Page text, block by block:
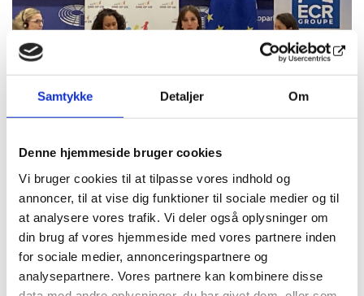
Samtykke Detaljer Om
Denne hjemmeside bruger cookies
Vi bruger cookies til at tilpasse vores indhold og
annoncer, til at vise dig funktioner til sociale medier og til
at analysere vores trafik. Vi deler også oplysninger om
din brug af vores hjemmeside med vores partnere inden
for sociale medier, annonceringspartnere og
analysepartnere. Vores partnere kan kombinere disse
Fordi abortfortalere generelt ‘glemmer’ at konsultere
de kvinder, alt dette vedrører, havde One of Us valgt at
give taletid til kvinder fra en række forskellige lande,
der har gennemgået aborter eller er blevet
konfronteret med dette valg.
Charlène, 39 år og fra Frankrig, fortæller, at hun som
27 årig fik en abort under pres fra sin partner i et fast